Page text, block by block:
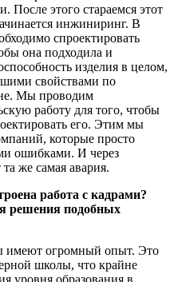
После этого стараемся этот
инжиниринг. В
спроектировать
она подходила и
изделия в целом,
свойствами по
Мы проводим
работу для того, чтобы
его. Этим мы
которые просто
ошибками. И через
же самая авария.
работа с кадрами?
решения подобных
огромный опыт. Это
школы, что крайне
уровня образования в